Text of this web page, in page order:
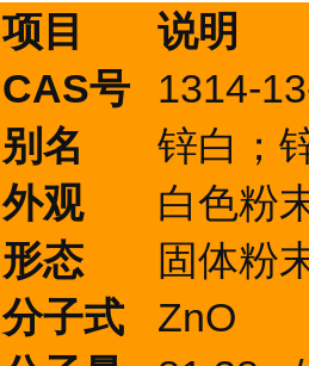
项目
说明
CAS号
1314-
别名
锌白；
外观
白色粉
形态
固体粉
分子式
ZnO